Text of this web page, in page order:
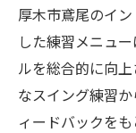
厚木市鳶尾のイ
した練習メニュ
ルを総合的に向
なスイング練習
ィードバックを